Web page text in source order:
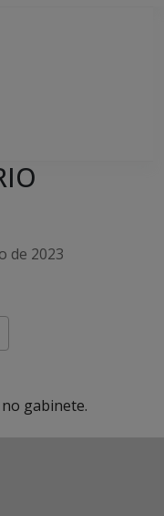
de 2023
gabinete.